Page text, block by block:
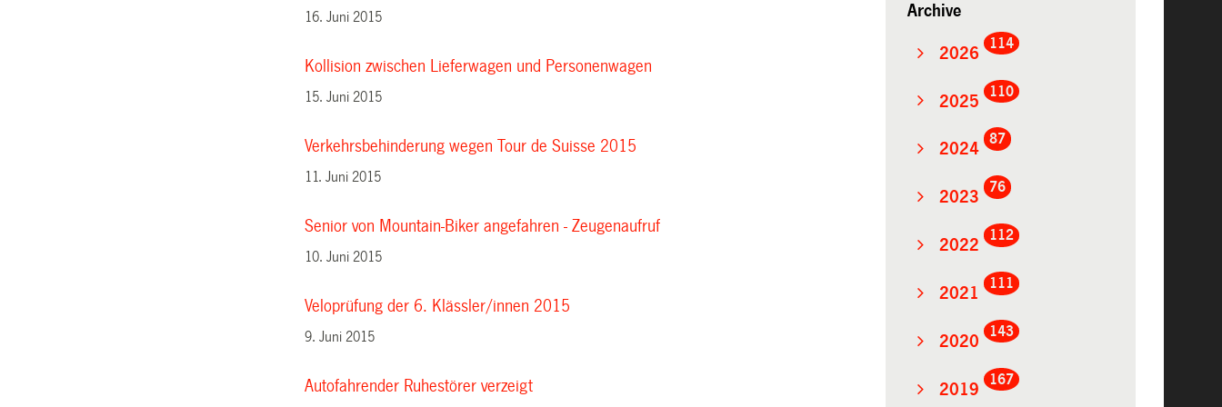
16. Juni 2015
Kollision zwischen Lieferwagen und Personenwagen
15. Juni 2015
Verkehrsbehinderung wegen Tour de Suisse 2015
11. Juni 2015
Senior von Mountain-Biker angefahren - Zeugenaufruf
10. Juni 2015
Veloprüfung der 6. Klässler/innen 2015
9. Juni 2015
Autofahrender Ruhestörer verzeigt
Archive
2026
114
2025
110
2024
87
2023
76
2022
112
2021
111
2020
143
2019
167